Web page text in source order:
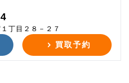
丁目２８－２７
買取予約